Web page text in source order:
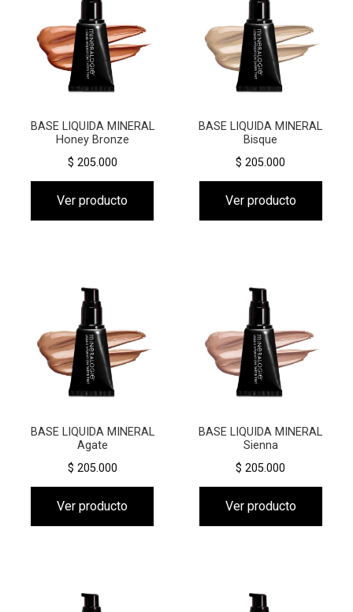
BASE LIQUIDA MINERAL
Honey Bronze
$ 205.000
Ver producto
BASE LIQUIDA MINERAL
Bisque
$ 205.000
Ver producto
BASE LIQUIDA MINERAL
Agate
$ 205.000
Ver producto
BASE LIQUIDA MINERAL
Sienna
$ 205.000
Ver producto